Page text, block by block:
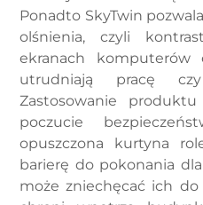
Ponadto SkyTwin
olśnienia, czyli
ekranach komputerów
utrudniają pracę
Zastosowanie
poczucie
opuszczona kurtyna
barierę do pokonania
może zniechęcać ich do